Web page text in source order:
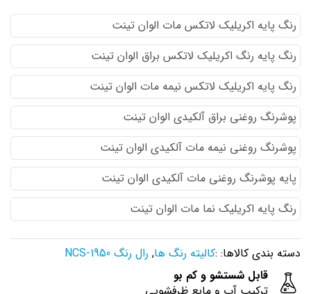
رنگ پایه اكريليك لاتكس مات الوان تینت
رنگ پایه رنگ اكريليك لاتكس براق الوان تینت
رنگ پایه اكريليك لاتكس نيمه مات الوان تینت
پوشرنگ روغنی براق آلکیدی الوان تینت
پوشرنگ روغنی نیمه مات آلکیدی الوان تینت
پایه پوشرنگ روغنی مات آلکیدی الوان تینت
رنگ پایه اکریلیک نما مات الوان تینت
دسته بندی کالاها: :کالیته رنگ ها, رال رنگ NCS-1950
قابل شستشو و کم بو